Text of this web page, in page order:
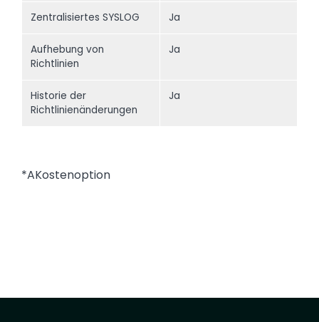
Zentralisiertes SYSLOG Ja
Aufhebung von
Richtlinien
Ja
Historie der
Richtlinienänderungen
Ja
*AKostenoption